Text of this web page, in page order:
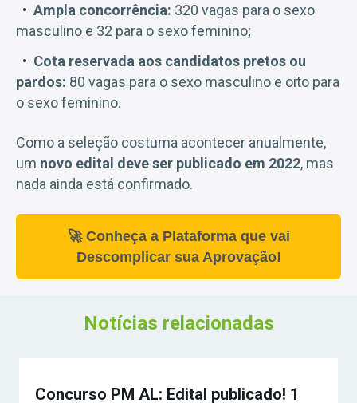
Ampla concorrência: 320 vagas para o sexo
masculino e 32 para o sexo feminino;
Cota reservada aos candidatos pretos ou
pardos: 80 vagas para o sexo masculino e oito para
o sexo feminino.
Como a seleção costuma acontecer anualmente,
um novo edital deve ser publicado em 2022, mas
nada ainda está confirmado.
🚀 Conheça a Plataforma que vai
Descomplicar sua Aprovação!
Notícias relacionadas
Concurso PM AL: Edital publicado! 1